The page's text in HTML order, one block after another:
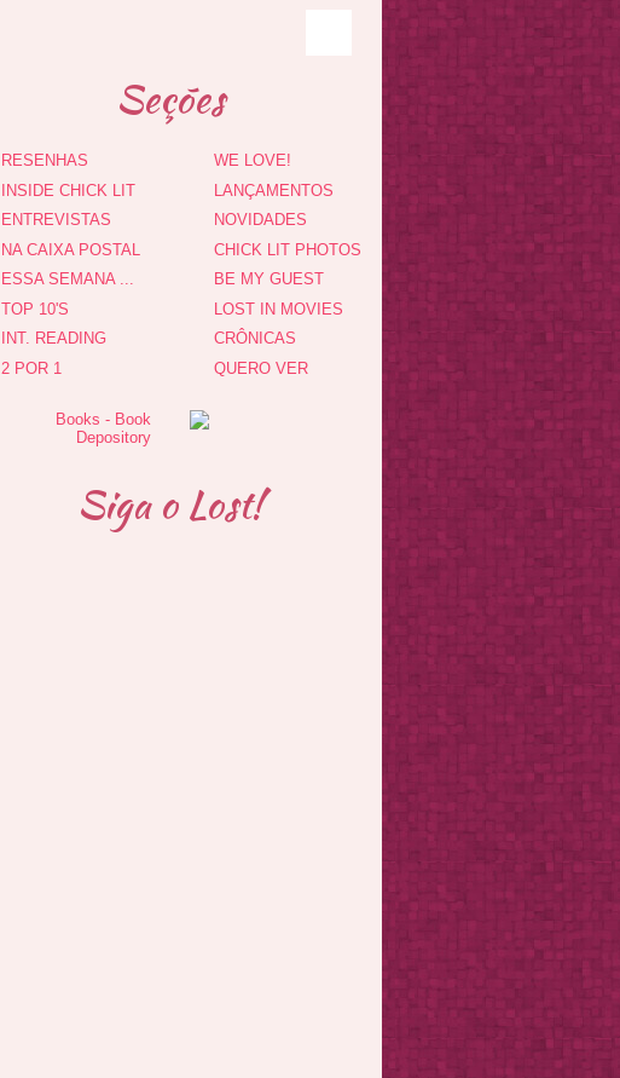
Seções
RESENHAS
INSIDE CHICK LIT
ENTREVISTAS
NA CAIXA POSTAL
ESSA SEMANA ...
TOP 10'S
INT. READING
2 POR 1
WE LOVE!
LANÇAMENTOS
NOVIDADES
CHICK LIT PHOTOS
BE MY GUEST
LOST IN MOVIES
CRÔNICAS
QUERO VER
Siga o Lost!